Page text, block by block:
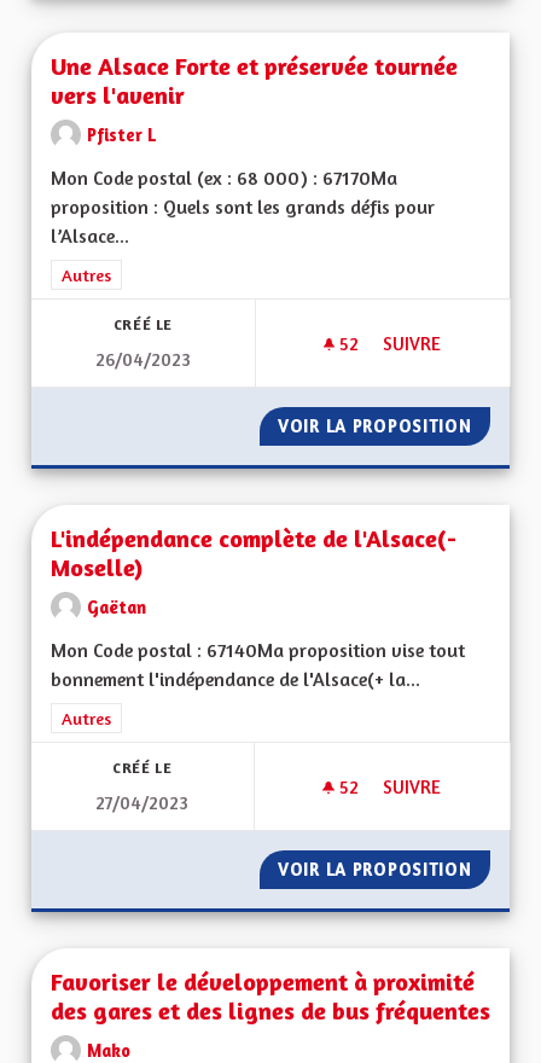
Une Alsace Forte et préservée tournée
vers l'avenir
Pfister L
Mon Code postal (ex : 68 000) : 67170Ma
proposition : Quels sont les grands défis pour
l’Alsace...
Filtrer les résultats de la catégorie : Autres
Autres
CRÉÉ LE
26/04/2023
52 52 ABONNÉS
SUIVRE
VOIR LA PROPOSITION UNE
L'indépendance complète de l'Alsace(-
Moselle)
Gaëtan
Mon Code postal : 67140Ma proposition vise tout
bonnement l'indépendance de l'Alsace(+ la...
Filtrer les résultats de la catégorie : Autres
Autres
CRÉÉ LE
27/04/2023
52 52 ABONNÉS
SUIVRE
VOIR LA PROPOSITION
Favoriser le développement à proximité
des gares et des lignes de bus fréquentes
Mako